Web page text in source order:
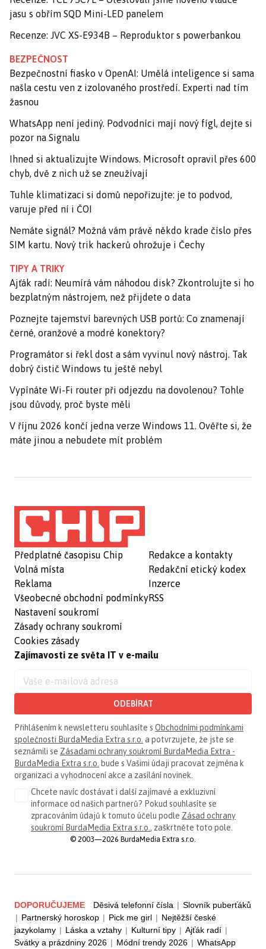
jasu s obřím SQD Mini-LED panelem
Recenze: JVC XS-E934B – Reproduktor s powerbankou
BEZPEČNOST
Bezpečnostní fiasko v OpenAI: Umělá inteligence si sama
našla cestu ven z izolovaného prostředí. Experti nad tím
žasnou
WhatsApp není jediný. Podvodníci mají nový fígl, dejte si
pozor na Signalu
Ihned si aktualizujte Windows. Microsoft opravil přes 600
chyb, dvě z nich už se zneužívají
Tuhle klimatizaci si domů nepořizujte: je to podvod,
varuje před ní i ČOI
Nemáte signál? Možná vám právě někdo krade číslo přes
SIM kartu. Nový trik hackerů ohrožuje i Čechy
TIPY A TRIKY
Ajťák radí: Neumírá vám náhodou disk? Zkontrolujte si ho
bezplatným nástrojem, než přijdete o data
Poznejte tajemství barevných USB portů: Co znamenají
černé, oranžové a modré konektory?
Programátor si řekl dost a sám vyvinul nový nástroj. Tak
dobrý čistič Windows tu ještě nebyl
Vypínáte Wi-Fi router při odjezdu na dovolenou? Tohle
jsou důvody, proč byste měli
V říjnu 2026 končí jedna verze Windows 11. Ověřte si, že
máte jinou a nebudete mít problém
Předplatné časopisu Chip
Volná místa
Reklama
Všeobecné obchodní podmínky
Nastavení soukromí
Zásady ochrany soukromí
Cookies zásady
Redakce a kontakty
Redakční etický kodex
Inzerce
RSS
Zajímavosti ze světa IT v e-mailu
ODEBÍRAT
Přihlášením k newsletteru souhlasíte s Obchodními podmínkami
společnosti BurdaMedia Extra s.r.o. a potvrzujete, že jste se
seznámili se Zásadami ochrany soukromí BurdaMedia Extra -
BurdaMedia Extra s.r.o. bude s Vašimi údaji pracovat zejména k
organizaci a vyhodnocení akce a zasílání novinek.
Chcete navíc dostávat i další zajímavé a exkluzivní
informace od našich partnerů? Pokud souhlasíte se
zpracováním údajů k tomuto účelu podle Zásad ochrany
soukromí BurdaMedia Extra s.r.o. , zaškrtněte toto pole.
© 2003—2026 BurdaMedia Extra s.r.o.
DOPORUČUJEME Děsivá telefonní čísla | Slovník puberťáků
| Partnerský horoskop | Pick me girl | Nejtěžší české
jazykolamy | Láska a vztahy | Kulturní tipy | Ajťák radí |
Svátky a prázdniny 2026 | Módní trendy 2026 | WhatsApp